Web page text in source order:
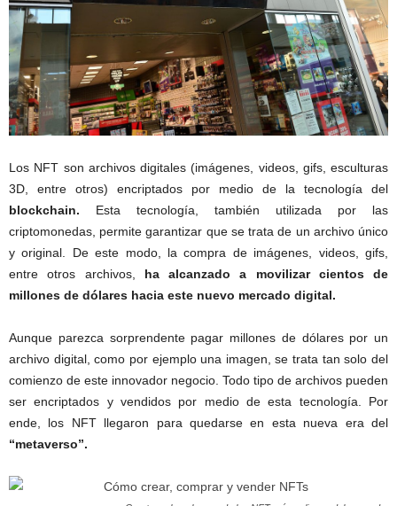
Los NFT son archivos digitales (imágenes, videos, gifs, esculturas
3D, entre otros) encriptados por medio de la tecnología del
blockchain. Esta tecnología, también utilizada por las
criptomonedas, permite garantizar que se trata de un archivo único
y original. De este modo, la compra de imágenes, videos, gifs,
entre otros archivos, ha alcanzado a movilizar cientos de
millones de dólares hacia este nuevo mercado digital.
Aunque parezca sorprendente pagar millones de dólares por un
archivo digital, como por ejemplo una imagen, se trata tan solo del
comienzo de este innovador negocio. Todo tipo de archivos pueden
ser encriptados y vendidos por medio de esta tecnología. Por
ende, los NFT llegaron para quedarse en esta nueva era del
“metaverso”.